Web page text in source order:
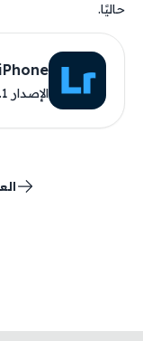
حاليًا.
الإصدار 11.5.1